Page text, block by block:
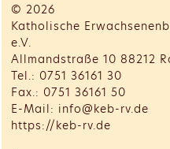
© 2026
Katholische
e.V.
Allmandstraße 10 88212
Tel.: 0751 36161 30
Fax.: 0751 36161 50
E-Mail: info@keb-rv.de
https://keb-rv.de